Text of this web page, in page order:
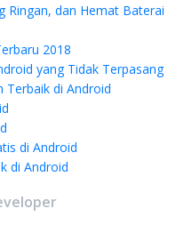
Ringan, dan Hemat Baterai
2018
yang Tidak Terpasang
Terbaik di Android
di Android
di Android